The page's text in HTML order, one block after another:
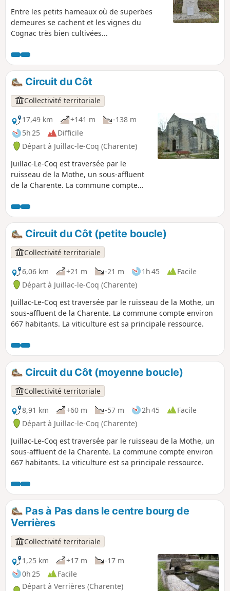
Entre les petits hameaux où de superbes
demeures se cachent et les vignes du
Cognac très bien cultivées...
Circuit du Côt
Collectivité territoriale
17,49 km
+141 m
-138 m
5h 25
Difficile
Départ à Juillac-le-Coq (Charente)
Juillac-Le-Coq est traversée par le
ruisseau de la Mothe, un sous-affluent
de la Charente. La commune compte
sa principale ressource.
Circuit du Côt (petite boucle)
Collectivité territoriale
6,06 km
+21 m -21 m 1h 45
Facile
Départ à Juillac-le-Coq (Charente)
Juillac-Le-Coq est traversée par le ruisseau de la Mothe, un
sous-affluent de la Charente. La commune compte environ
667 habitants. La viticulture est sa principale ressource.
Circuit du Côt (moyenne boucle)
Collectivité territoriale
8,91 km
+60 m -57 m 2h 45
Facile
Départ à Juillac-le-Coq (Charente)
Juillac-Le-Coq est traversée par le ruisseau de la Mothe, un
sous-affluent de la Charente. La commune compte environ
667 habitants. La viticulture est sa principale ressource.
Pas à Pas dans le centre bourg de
Verrières
Collectivité territoriale
1,25 km
+17 m
-17 m
0h 25
Facile
Départ à Verrières (Charente)